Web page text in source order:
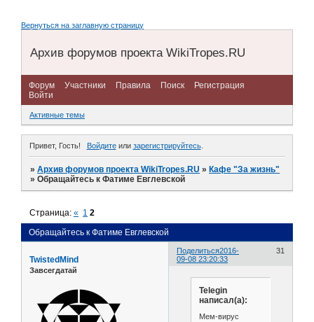
Вернуться на заглавную страницу
Архив форумов проекта WikiTropes.RU
Форум Участники Правила Поиск
Регистрация
Войти
Активные темы
Привет, Гость! Войдитеили зарегистрируйтесь.
»Архив форумов проекта WikiTropes.RU »Кафе "За жизнь"
»Обращайтесь к Фатиме Евглевской
Обращайтесь к Фатиме Евглевской
Страница:« 1 2
Поделиться 31
2016-
09-08 23:20:33
TwistedMind
Завсегдатай
Telegin
написал(а):
Мем-вирус